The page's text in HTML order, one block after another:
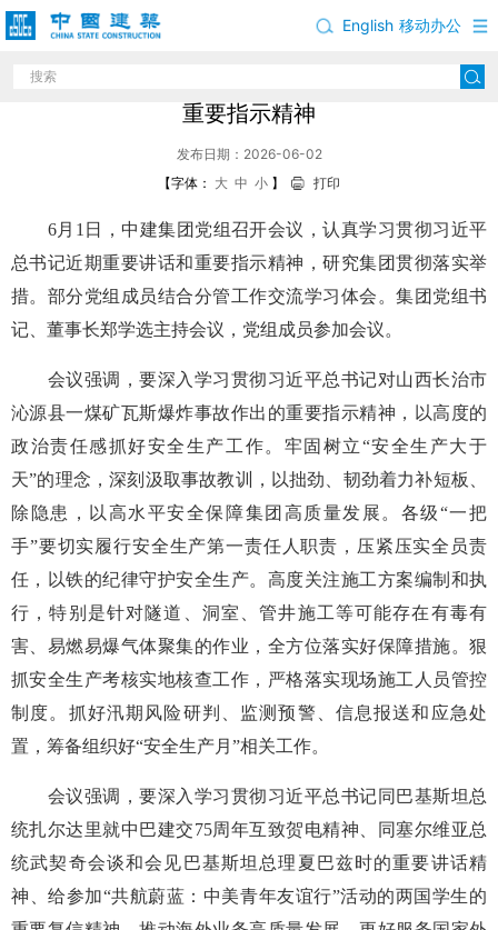
移动办公
English
中建集团党组学习贯彻习近平总书记重要讲话和
重要指示精神
发布日期：2026-06-02
【字体： 大 中 小 】 打印
6月1日，中建集团党组召开会议，认真学习贯彻习近平
总书记近期重要讲话和重要指示精神，研究集团贯彻落实举
措。部分党组成员结合分管工作交流学习体会。集团党组书
记、董事长郑学选主持会议，党组成员参加会议。
会议强调，要深入学习贯彻习近平总书记对山西长治市
沁源县一煤矿瓦斯爆炸事故作出的重要指示精神，以高度的
政治责任感抓好安全生产工作。牢固树立“安全生产大于
天”的理念，深刻汲取事故教训，以拙劲、韧劲着力补短板、
除隐患，以高水平安全保障集团高质量发展。各级“一把
手”要切实履行安全生产第一责任人职责，压紧压实全员责
任，以铁的纪律守护安全生产。高度关注施工方案编制和执
行，特别是针对隧道、洞室、管井施工等可能存在有毒有
害、易燃易爆气体聚集的作业，全方位落实好保障措施。狠
抓安全生产考核实地核查工作，严格落实现场施工人员管控
制度。抓好汛期风险研判、监测预警、信息报送和应急处
置，筹备组织好“安全生产月”相关工作。
会议强调，要深入学习贯彻习近平总书记同巴基斯坦总
统扎尔达里就中巴建交75周年互致贺电精神、同塞尔维亚总
统武契奇会谈和会见巴基斯坦总理夏巴兹时的重要讲话精
神、给参加“共航蔚蓝：中美青年友谊行”活动的两国学生的